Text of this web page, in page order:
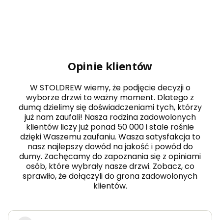
Opinie klientów
W STOLDREW wiemy, że podjęcie decyzji o
wyborze drzwi to ważny moment. Dlatego z
dumą dzielimy się doświadczeniami tych, którzy
już nam zaufali! Nasza rodzina zadowolonych
klientów liczy już ponad 50 000 i stale rośnie
dzięki Waszemu zaufaniu. Wasza satysfakcja to
nasz najlepszy dowód na jakość i powód do
dumy. Zachęcamy do zapoznania się z opiniami
osób, które wybrały nasze drzwi. Zobacz, co
sprawiło, że dołączyli do grona zadowolonych
klientów.